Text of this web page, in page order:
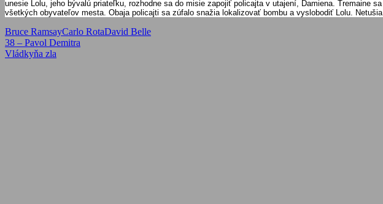
unesie Lolu, jeho bývalú priateľku, rozhodne sa do misie zapojiť policajta v utajení, Damiena. Tremaine
všetkých obyvateľov mesta. Obaja policajti sa zúfalo snažia lokalizovať bombu a vyslobodiť Lolu.
Bruce RamsayCarlo RotaDavid Belle
Navigácia
v
Previous
Post:
38 – Pavol Demitra
Next
Vládkyňa zla